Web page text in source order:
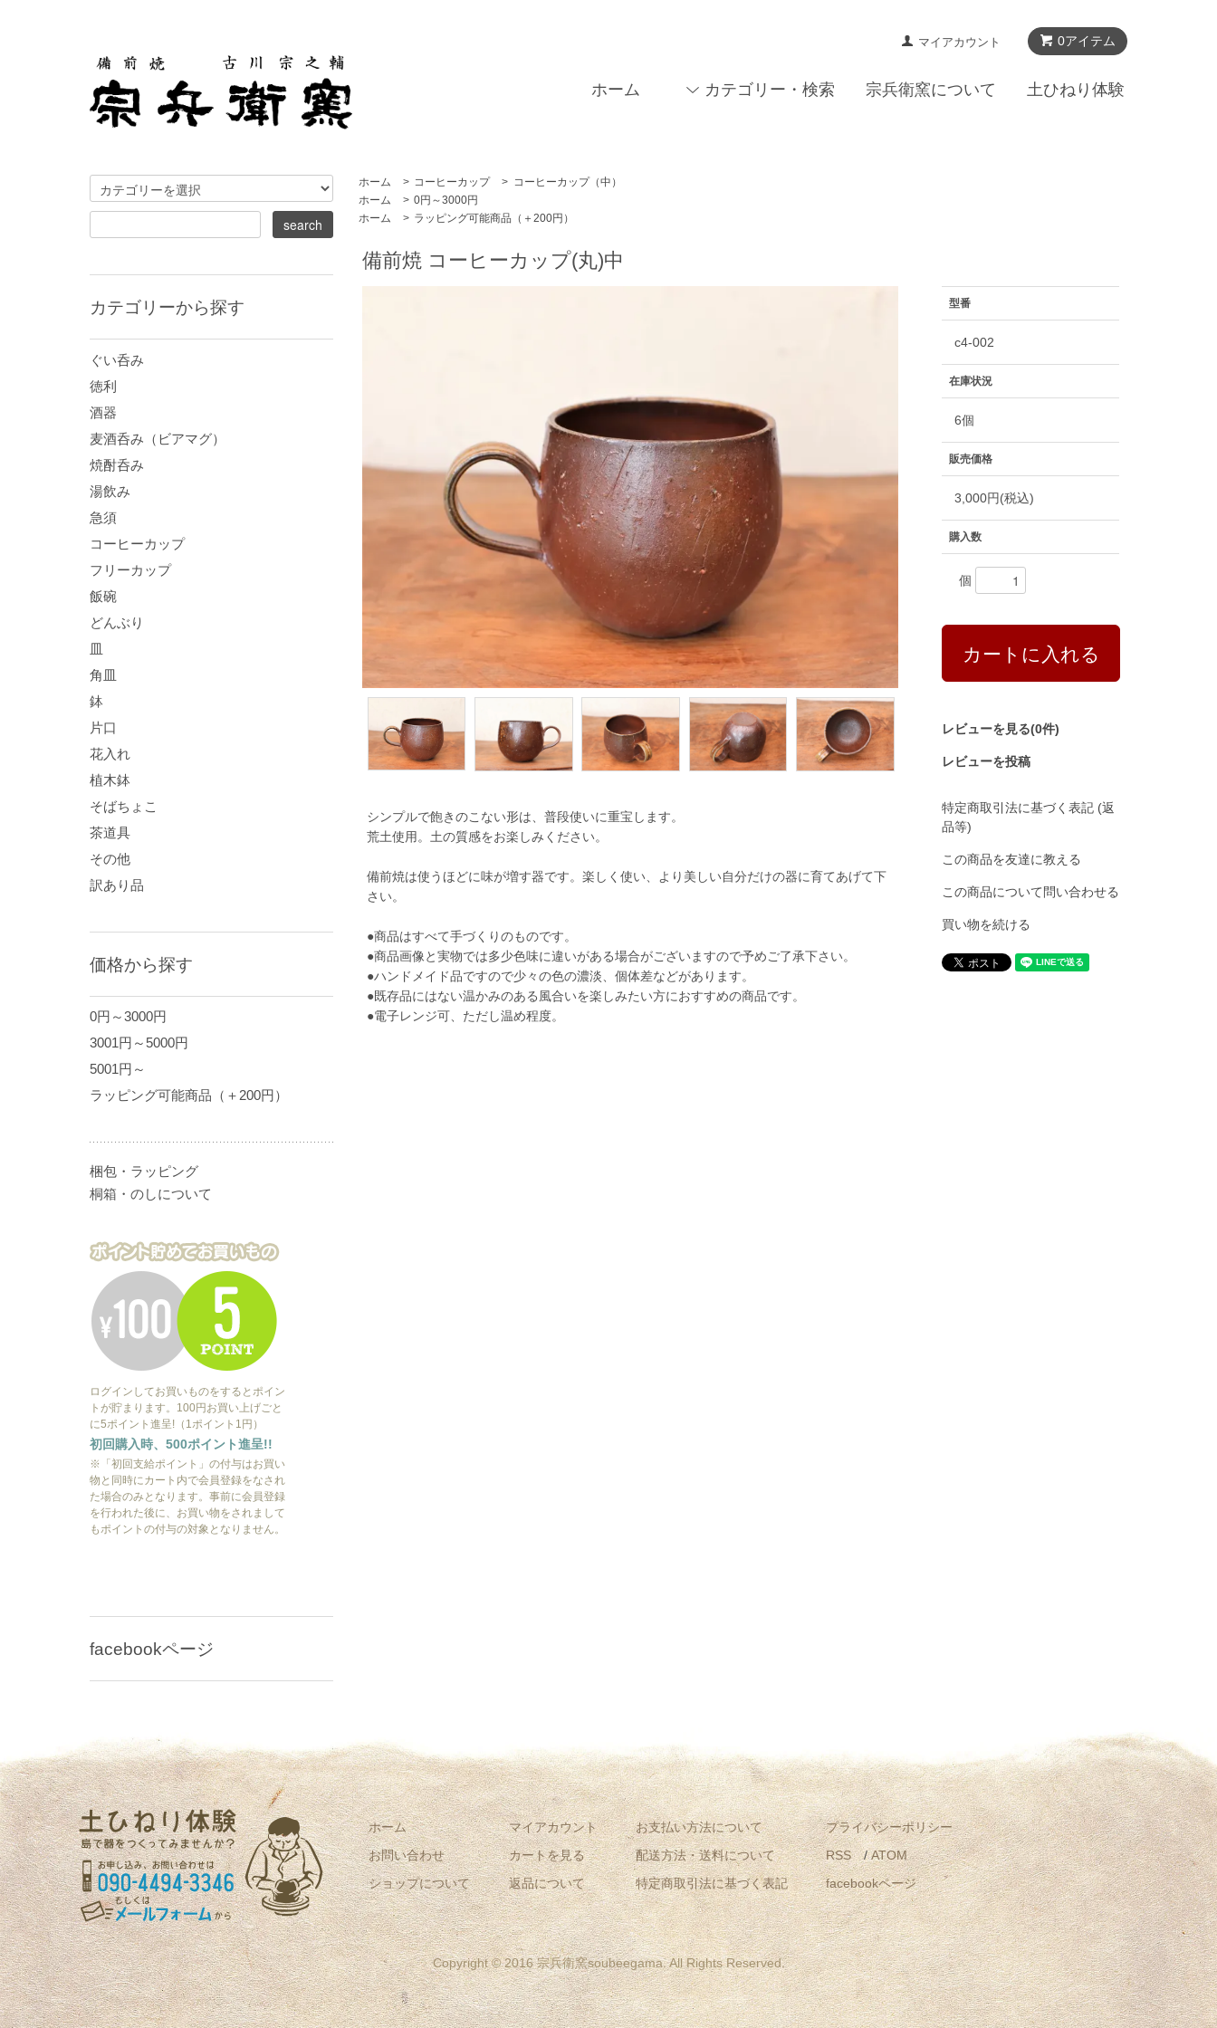
0アイテム
マイアカウント
ホーム カテゴリー・検索 宗兵衛窯について 土ひねり体験
ホーム > コーヒーカップ > コーヒーカップ（中）
ホーム
> 0円～3000円
ホーム
> ラッピング可能商品（＋200円）
備前焼 コーヒーカップ(丸)中
シンプルで飽きのこない形は、普段使いに重宝します。
荒土使用。土の質感をお楽しみください。
備前焼は使うほどに味が増す器です。楽しく使い、より美しい自分だけの器に育てあげて下
さい。
●商品はすべて手づくりのものです。
●商品画像と実物では多少色味に違いがある場合がございますので予めご了承下さい。
●ハンドメイド品ですので少々の色の濃淡、個体差などがあります。
●既存品にはない温かみのある風合いを楽しみたい方におすすめの商品です。
●電子レンジ可、ただし温め程度。
型番
c4-002
在庫状況
6個
販売価格
3,000円(税込)
購入数
個
レビューを見る(0件)
レビューを投稿
特定商取引法に基づく表記 (返
品等)
この商品を友達に教える
この商品について問い合わせる
買い物を続ける
カテゴリーから探す
ぐい呑み
徳利
酒器
麦酒呑み（ビアマグ）
焼酎呑み
湯飲み
急須
コーヒーカップ
フリーカップ
飯碗
どんぶり
皿
角皿
鉢
片口
花入れ
植木鉢
そばちょこ
茶道具
その他
訳あり品
価格から探す
0円～3000円
3001円～5000円
5001円～
ラッピング可能商品（＋200円）
梱包・ラッピング
桐箱・のしについて
ログインしてお買いものをするとポイン
トが貯まります。100円お買い上げごと
に5ポイント進呈!（1ポイント1円）
初回購入時、500ポイント進呈!!
※「初回支給ポイント」の付与はお買い
物と同時にカート内で会員登録をなされ
た場合のみとなります。事前に会員登録
を行われた後に、お買い物をされまして
もポイントの付与の対象となりません。
facebookページ
ホーム
お問い合わせ
ショップについて
マイアカウント
カートを見る
返品について
お支払い方法について
配送方法・送料について
特定商取引法に基づく表記
プライバシーポリシー
RSS
/ATOM
facebookページ
Copyright © 2016 宗兵衛窯soubeegama. All Rights Reserved.